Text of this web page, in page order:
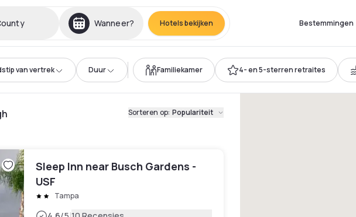
Wanneer? Hotels bekijken Bestemmingen
van vertrek Duur Familiekamer 4- en 5-sterren retraites
Sorteren op: Populariteit
Sleep Inn near Busch Gardens -
USF
Tampa